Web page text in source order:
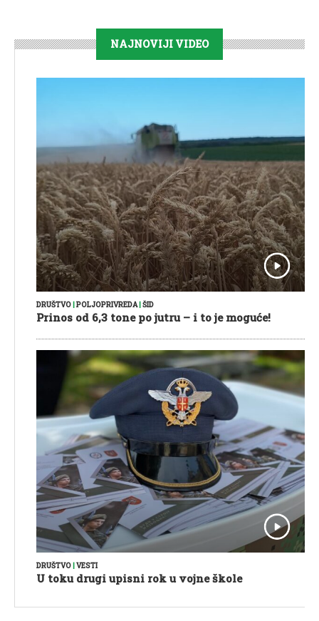
NAJNOVIJI VIDEO
DRUŠTVO POLJOPRIVREDA| ŠID
Prinos od 6,3 tone po jutru – i to je moguće!
DRUŠTVO|VESTI
U toku drugi upisni rok u vojne škole